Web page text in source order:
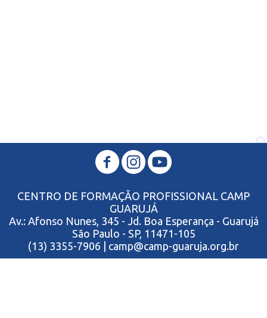
CENTRO DE FORMAÇÃO PROFISSIONAL CAMP
GUARUJÁ
Av.: Afonso Nunes, 345 - Jd. Boa Esperança - Guarujá
São Paulo - SP, 11471-105
(13) 3355-7906 | camp@camp-guaruja.org.br